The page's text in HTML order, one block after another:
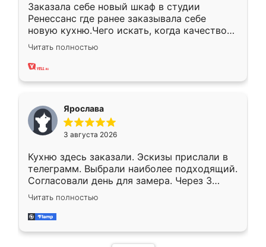
Заказала себе новый шкаф в студии
Ренессанс где ранее заказывала себе
новую кухню.Чего искать, когда качеством
вполне довольна. Служит кухня уже почти
два года, нареканий нет.
Читать полностью
Ярослава
3 августа 2026
Кухню здесь заказали. Эскизы прислали в
телеграмм. Выбрали наиболее подходящий.
Согласовали день для замера. Через 3
недели кухня была уже готова. Остались
довольны работой. Спасибо Ренессанс
мебель за качественную работу!
Читать полностью